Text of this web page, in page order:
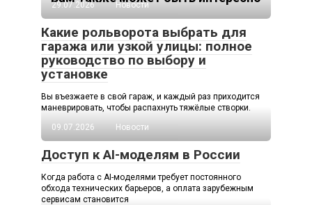
29.07.2026 Новости
Какие рольворота выбрать для
гаража или узкой улицы: полное
руководство по выбору и
установке
Вы въезжаете в свой гараж, и каждый раз приходится
маневрировать, чтобы распахнуть тяжёлые створки.
09.07.2026
Новости
Доступ к AI-моделям в России
Когда работа с AI-моделями требует постоянного
обхода технических барьеров, а оплата зарубежным
сервисам становится